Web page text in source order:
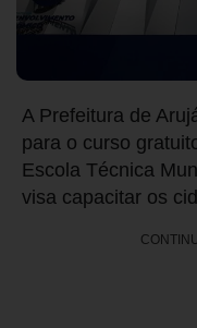
A Prefeitura de
para o curso
Escola Técnica
visa capacitar os